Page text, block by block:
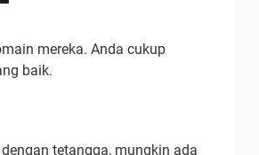
mereka. Anda cukup
baik.
tetangga, mungkin ada